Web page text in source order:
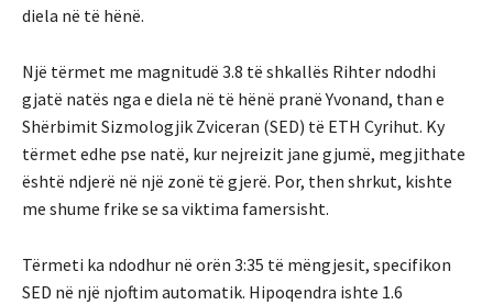
diela në të hënë.
Një tërmet me magnitudë 3.8 të shkallës Rihter ndodhi
gjatë natës nga e diela në të hënë pranë Yvonand, than e
Shërbimit Sizmologjik Zviceran (SED) të ETH Cyrihut. Ky
tërmet edhe pse natë, kur nejreizit jane gjumë, megjithate
është ndjerë në një zonë të gjerë. Por, then shrkut, kishte
me shume frike se sa viktima famersisht.
Tërmeti ka ndodhur në orën 3:35 të mëngjesit, specifikon
SED në një njoftim automatik. Hipoqendra ishte 1.6